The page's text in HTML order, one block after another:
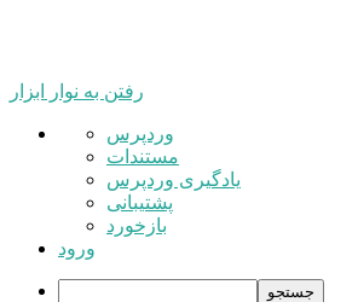
رفتن به نوار ابزار
درباره
وردپرس
وردپرس
مستندات
یادگیری وردپرس
پشتیبانی
بازخورد
ورود
جستجو